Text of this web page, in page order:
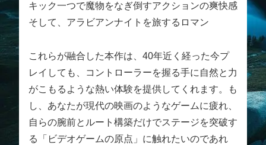
キック一つで魔物をなぎ倒すアクションの爽快感
そして、アラビアンナイトを旅するロマン
これらが融合した本作は、40年近く経った今プ
レイしても、コントローラーを握る手に自然と力
がこもるような熱い体験を提供してくれます。も
し、あなたが現代の映画のようなゲームに疲れ、
自らの腕前とルート構築だけでステージを突破す
る「ビデオゲームの原点」に触れたいのであれ